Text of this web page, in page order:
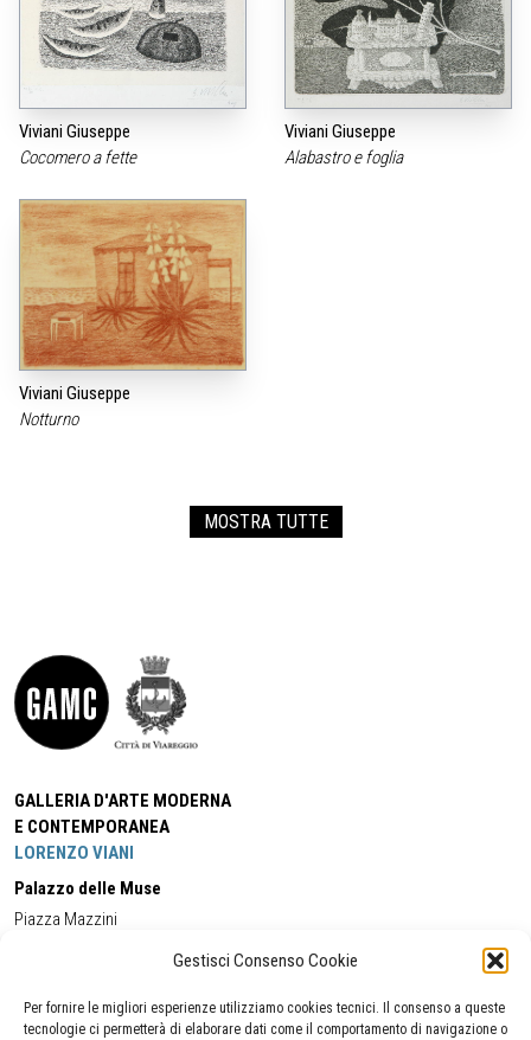
Gestisci Consenso Cookie
Per fornire le migliori esperienze utilizziamo cookies tecnici. Il consenso a queste
tecnologie ci permetterà di elaborare dati come il comportamento di navigazione o
Viviani Giuseppe
Cocomero a fette
Viviani Giuseppe
Alabastro e foglia
Viviani Giuseppe
Notturno
MOSTRA TUTTE
GALLERIA D'ARTE MODERNA
E CONTEMPORANEA
LORENZO VIANI
Palazzo delle Muse
Piazza Mazzini
Cell:+39 338 5714978 (orario apertura Galleria)
Tel:
+39 0584 944580
(orario 09.00/13.00)
Email:gamc@comune.viareggio.lu.it